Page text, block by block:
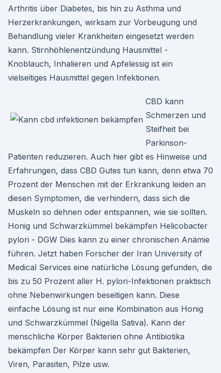
Arthritis über Diabetes, bis hin zu Asthma und
Herzerkrankungen, wirksam zur Vorbeugung und
Behandlung vieler Krankheiten eingesetzt werden
kann. Stirnhöhlenentzündung Hausmittel -
Knoblauch, Inhalieren und Apfelessig ist ein
vielseitiges Hausmittel gegen Infektionen.
CBD kann
Schmerzen und
Steifheit bei
Parkinson-
Patienten reduzieren. Auch hier gibt es Hinweise und
Erfahrungen, dass CBD Gutes tun kann, denn etwa 70
Prozent der Menschen mit der Erkrankung leiden an
diesen Symptomen, die verhindern, dass sich die
Muskeln so dehnen oder entspannen, wie sie sollten.
Honig und Schwarzkümmel bekämpfen Helicobacter
pylori - DGW Dies kann zu einer chronischen Anämie
führen. Jetzt haben Forscher der Iran University of
Medical Services eine natürliche Lösung gefunden, die
bis zu 50 Prozent aller H. pylori-Infektionen praktisch
ohne Nebenwirkungen beseitigen kann. Diese
einfache Lösung ist nur eine Kombination aus Honig
und Schwarzkümmel (Nigella Sativa). Kann der
menschliche Körper Bakterien ohne Antibiotika
bekämpfen Der Körper kann sehr gut Bakterien,
Viren, Parasiten, Pilze usw.